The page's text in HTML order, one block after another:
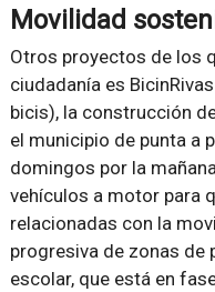
Movilidad
Otros proyectos de los
ciudadanía es
bicis), la construcción
el municipio de punta a
domingos por la
vehículos a motor para
relacionadas con la
progresiva de zonas de
escolar, que está en